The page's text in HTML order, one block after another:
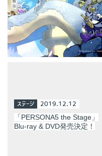
ステージ 2019.12.12
「PERSONA5 the Stage」
Blu-ray & DVD発売決定！